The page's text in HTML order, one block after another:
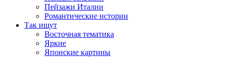
Пейзажи Италии
Романтические истории
Так ищут
Восточная тематика
Яркие
Японские картины